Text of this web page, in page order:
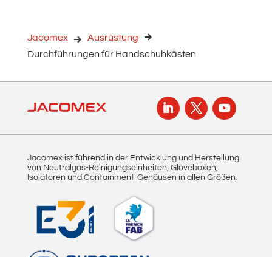
Jacomex
Ausrüstung
Durchführungen für Handschuhkästen
Jacomex ist führend in der Entwicklung und Herstellung
von Neutralgas-Reinigungseinheiten, Gloveboxen,
Isolatoren und Containment-Gehäusen in allen Größen.